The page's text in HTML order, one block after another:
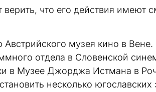
верить, что его действия имеют
музея кино в Вене.
отдела в Словенской
в Музее Джорджа Истмана в
несколько